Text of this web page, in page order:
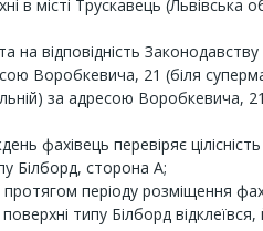
в місті Трускавець (Львівська
на відповідність Законодавству
Воробкевича, 21 (біля
за адресою Воробкевича,
фахівець перевіряє
Білборд, сторона A;
періоду розміщення
типу Білборд